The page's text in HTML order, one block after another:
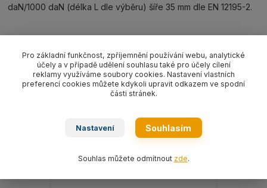
daN/1000 daN (délka L dle výběru) šíře 35 mm dle EN 12195-2.
Související zboží 1
Pro základní funkčnost, zpříjemnění používání webu, analytické
účely a v případě udělení souhlasu také pro účely cílení
reklamy využíváme soubory cookies. Nastavení vlastních
preferencí cookies můžete kdykoli upravit odkazem ve spodní
části stránek.
Nastavení Souhlasím
Souhlas můžete odmítnout zde.